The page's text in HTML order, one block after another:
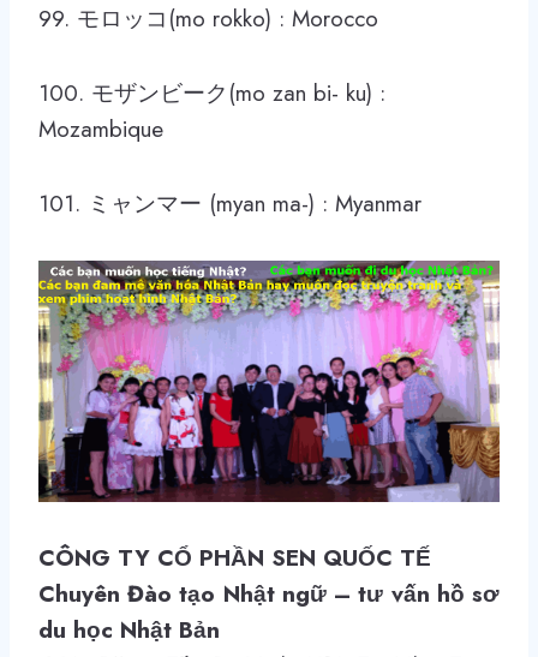
99. モロッコ(mo rokko) : Morocco
100. モザンビーク(mo zan bi- ku) :
Mozambique
101. ミャンマー (myan ma-) : Myanmar
CÔNG TY CỔ PHẦN SEN QUỐC TẾ
Chuyên Đào tạo Nhật ngữ – tư vấn hồ sơ
du học Nhật Bản